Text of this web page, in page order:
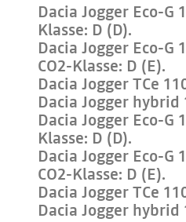
Dacia Jogger Eco-
Klasse: D (D).
Dacia Jogger Eco-
CO2-Klasse: D (E).
Dacia Jogger TCe
Dacia Jogger
Dacia Jogger Eco-
Klasse: D (D).
Dacia Jogger Eco-
CO2-Klasse: D (E).
Dacia Jogger TCe
Dacia Jogger